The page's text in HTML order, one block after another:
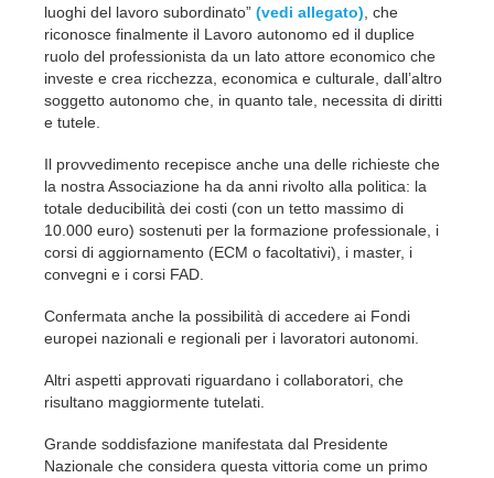
luoghi del lavoro subordinato” (vedi allegato) , che
riconosce finalmente il Lavoro autonomo ed il duplice
ruolo del professionista da un lato attore economico che
investe e crea ricchezza, economica e culturale, dall’altro
soggetto autonomo che, in quanto tale, necessita di diritti
e tutele.
Il provvedimento recepisce anche una delle richieste che
la nostra Associazione ha da anni rivolto alla politica: la
totale deducibilità dei costi (con un tetto massimo di
10.000 euro) sostenuti per la formazione professionale, i
corsi di aggiornamento (ECM o facoltativi), i master, i
convegni e i corsi FAD.
Confermata anche la possibilità di accedere ai Fondi
europei nazionali e regionali per i lavoratori autonomi.
Altri aspetti approvati riguardano i collaboratori, che
risultano maggiormente tutelati.
Grande soddisfazione manifestata dal Presidente
Nazionale che considera questa vittoria come un primo